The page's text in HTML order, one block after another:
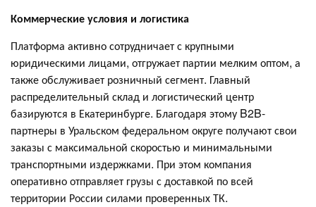
Коммерческие условия и логистика
Платформа активно сотрудничает с крупными
юридическими лицами, отгружает партии мелким оптом, а
также обслуживает розничный сегмент. Главный
распределительный склад и логистический центр
базируются в Екатеринбурге. Благодаря этому B2B-
партнеры в Уральском федеральном округе получают свои
заказы с максимальной скоростью и минимальными
транспортными издержками. При этом компания
оперативно отправляет грузы с доставкой по всей
территории России силами проверенных ТК.